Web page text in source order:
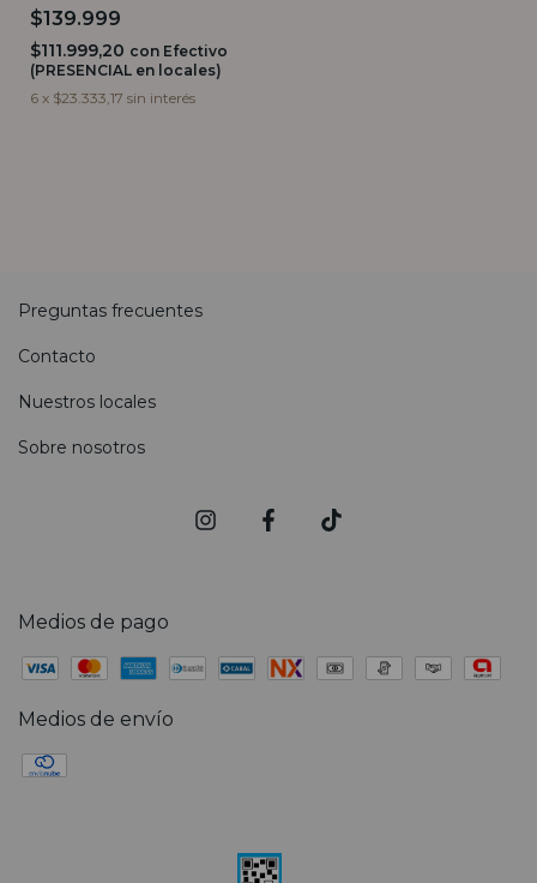
$139.999
$111.999,20 con Efectivo
(PRESENCIAL en locales)
6 x $23.333,17 sin interés
Preguntas frecuentes
Contacto
Nuestros locales
Sobre nosotros
Medios de pago
Medios de envío